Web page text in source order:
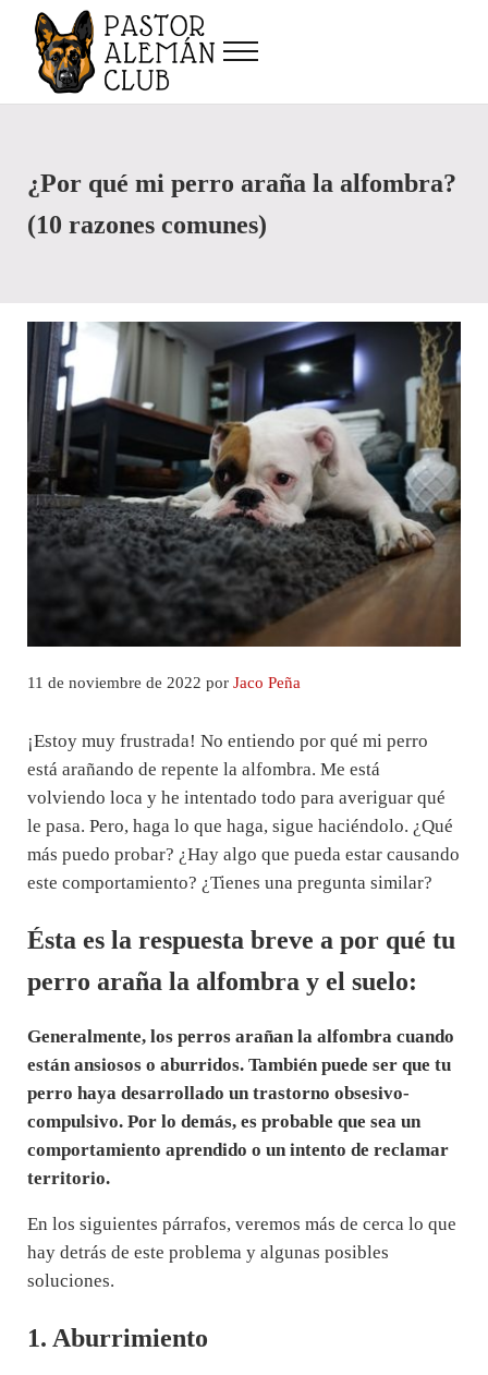
Saltar al contenido principal
Skip to after header navigation
Skip to site footer
Pastor Alemán Club
Alimentación, cuidados, entrenamiento y más, del pastor alemán y otros
Menu
¿Por qué mi perro araña la alfombra?
(10 razones comunes)
11 de noviembre de 2022 por Jaco Peña
¡Estoy muy frustrada! No entiendo por qué mi perro
está arañando de repente la alfombra. Me está
volviendo loca y he intentado todo para averiguar qué
le pasa. Pero, haga lo que haga, sigue haciéndolo. ¿Qué
más puedo probar? ¿Hay algo que pueda estar causando
este comportamiento? ¿Tienes una pregunta similar?
Ésta es la respuesta breve a por qué tu
perro araña la alfombra y el suelo:
Generalmente, los perros arañan la alfombra cuando
están ansiosos o aburridos. También puede ser que tu
perro haya desarrollado un trastorno obsesivo-
compulsivo. Por lo demás, es probable que sea un
comportamiento aprendido o un intento de reclamar
territorio.
En los siguientes párrafos, veremos más de cerca lo que
hay detrás de este problema y algunas posibles
soluciones.
1. Aburrimiento